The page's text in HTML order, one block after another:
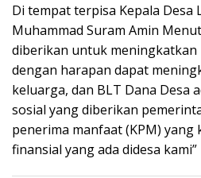
Di tempat terpisa Kepala Desa
Muhammad Suram Amin
diberikan untuk meningkatkan
dengan harapan dapat
keluarga, dan BLT Dana Desa
sosial yang diberikan
penerima manfaat (KPM) yang
finansial yang ada didesa kami”